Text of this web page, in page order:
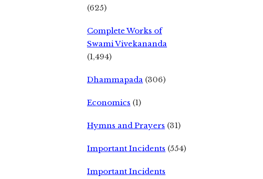
(625)
Complete Works of
Swami Vivekananda
(1,494)
Dhammapada (306)
Economics (1)
Hymns and Prayers (31)
Important Incidents (554)
Important Incidents